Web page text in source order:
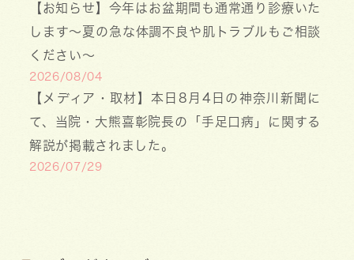
【お知らせ】今年はお盆期間も通常通り診療いた
します〜夏の急な体調不良や肌トラブルもご相談
ください〜
2026/08/04
【メディア・取材】本日8月4日の神奈川新聞に
て、当院・大熊喜彰院長の「手足口病」に関する
解説が掲載されました。
2026/07/29
2026/07/13